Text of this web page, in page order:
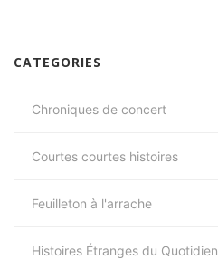
CATEGORIES
Chroniques de concert
Courtes courtes histoires
Feuilleton à l'arrache
Histoires Étranges du Quotidien